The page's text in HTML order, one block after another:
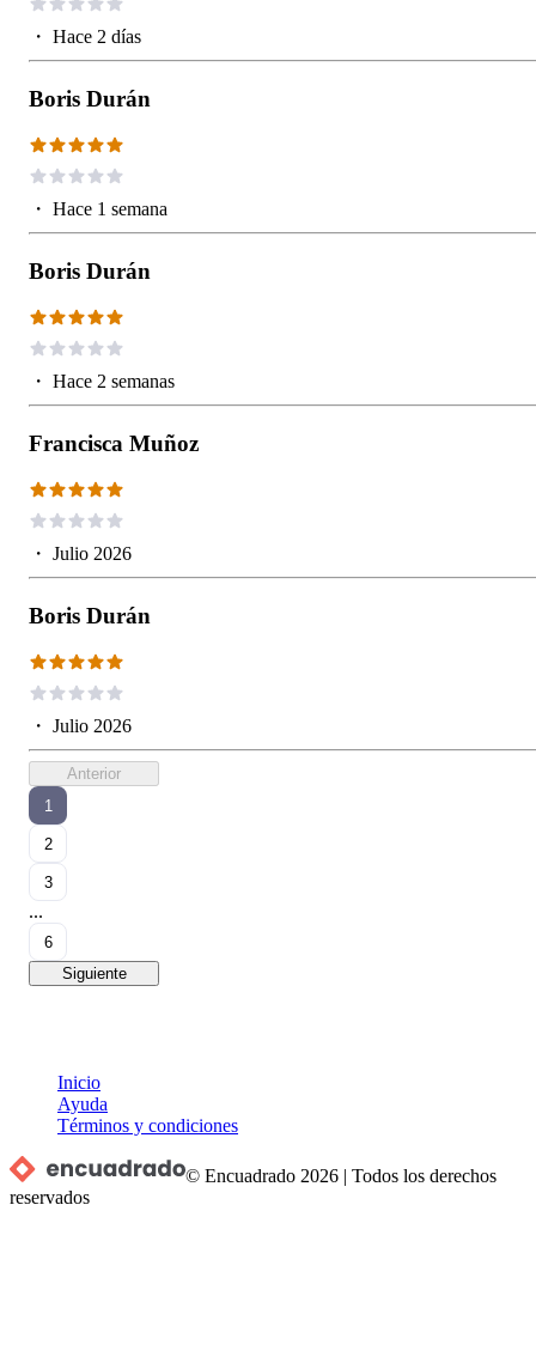
・ Hace 2 días
Boris Durán
・ Hace 1 semana
Boris Durán
・ Hace 2 semanas
Francisca Muñoz
・ Julio 2026
Boris Durán
・ Julio 2026
Anterior
1
2
3
...
6
Siguiente
Inicio
Ayuda
Términos y condiciones
© Encuadrado 2026 |Todos los derechos
reservados